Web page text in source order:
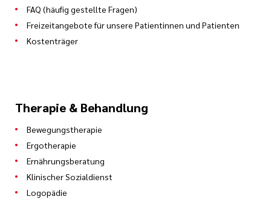
FAQ (häufig gestellte Fragen)
Freizeitangebote für unsere Patientinnen und Patienten
Kostenträger
Therapie & Behandlung
Bewegungstherapie
Ergotherapie
Ernährungsberatung
Klinischer Sozialdienst
Logopädie